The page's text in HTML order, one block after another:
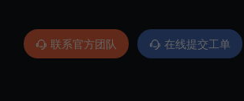
联系官方团队 在线提交工单